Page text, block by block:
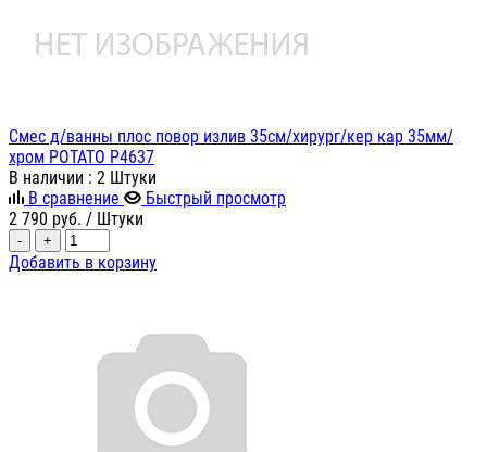
Смес д/ванны плос повор излив 35см/хирург/кер кар 35мм/
хром POTATO P4637
В наличии : 2 Штуки
В сравнение
Быстрый просмотр
2 790 руб. / Штуки
- +
Добавить в корзину